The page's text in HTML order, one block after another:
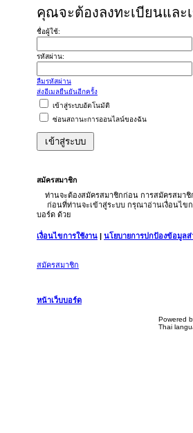
คุณจะต้องลงทะเบียนและ
ชื่อผู้ใช้:
รหัสผ่าน:
ลืมรหัสผ่าน
ส่งอีเมลยืนยันอีกครั้ง
เข้าสู่ระบบอัตโนมัติ
ซ่อนสถานะการออนไลน์ของฉัน
สมัครสมาชิก
ท่านจะต้องสมัครสมาชิกก่อน การสมัครสมาชิ
ก่อนที่ท่านจะเข้าสู่ระบบ กรุณาอ่านเงื่อนไข
บอร์ด ด้วย
เงื่อนไขการใช้งาน | นโยบายการปกป้องข้อมูล
สมัครสมาชิก
หน้าเว็บบอร์ด
Powered
Thai